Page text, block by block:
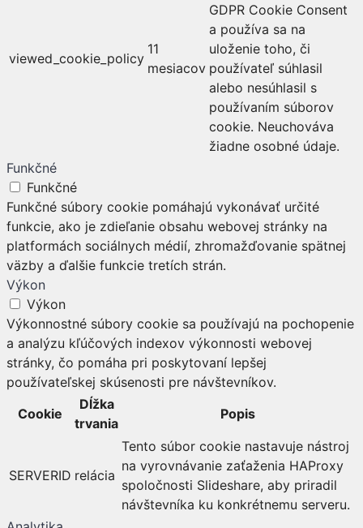
viewed_cookie_policy
11
mesiacov
GDPR Cookie Consent
a používa sa na
uloženie toho, či
používateľ súhlasil
alebo nesúhlasil s
používaním súborov
cookie. Neuchováva
žiadne osobné údaje.
Funkčné
Funkčné
Funkčné súbory cookie pomáhajú vykonávať určité
funkcie, ako je zdieľanie obsahu webovej stránky na
platformách sociálnych médií, zhromažďovanie spätnej
väzby a ďalšie funkcie tretích strán.
Výkon
Výkon
Výkonnostné súbory cookie sa používajú na pochopenie
a analýzu kľúčových indexov výkonnosti webovej
stránky, čo pomáha pri poskytovaní lepšej
používateľskej skúsenosti pre návštevníkov.
Cookie
Dĺžka
trvania
Popis
SERVERID relácia
Tento súbor cookie nastavuje nástroj
na vyrovnávanie zaťaženia HAProxy
spoločnosti Slideshare, aby priradil
návštevníka ku konkrétnemu serveru.